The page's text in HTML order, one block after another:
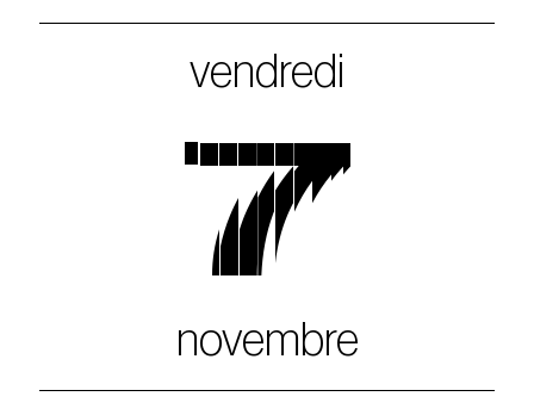
privatisations
vendredi
7
novembre